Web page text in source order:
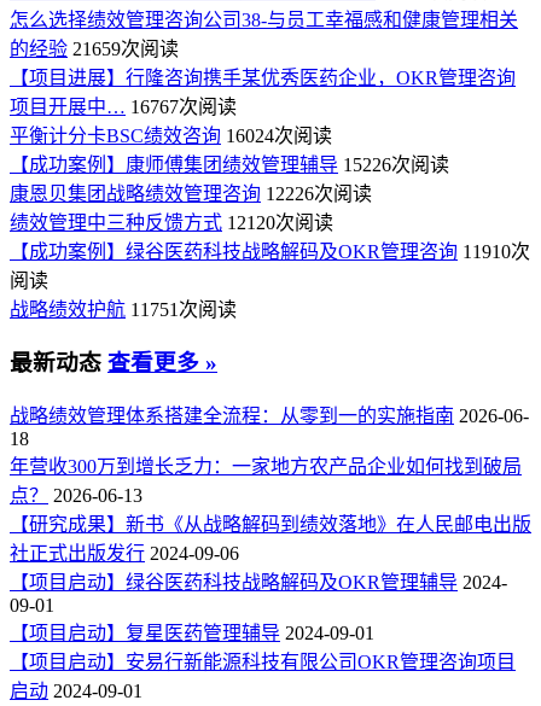
怎么选择绩效管理咨询公司38-与员工幸福感和健康管理相关
的经验 21659次阅读
【项目进展】行隆咨询携手某优秀医药企业，OKR管理咨询
项目开展中… 16767次阅读
平衡计分卡BSC绩效咨询 16024次阅读
【成功案例】康师傅集团绩效管理辅导 15226次阅读
康恩贝集团战略绩效管理咨询 12226次阅读
绩效管理中三种反馈方式 12120次阅读
【成功案例】绿谷医药科技战略解码及OKR管理咨询 11910次
阅读
战略绩效护航 11751次阅读
最新动态 查看更多 »
战略绩效管理体系搭建全流程：从零到一的实施指南 2026-06-
18
年营收300万到增长乏力：一家地方农产品企业如何找到破局
点？
2026-06-13
【研究成果】新书《从战略解码到绩效落地》在人民邮电出版
社正式出版发行 2024-09-06
【项目启动】绿谷医药科技战略解码及OKR管理辅导 2024-
09-01
【项目启动】复星医药管理辅导 2024-09-01
【项目启动】安易行新能源科技有限公司OKR管理咨询项目
启动 2024-09-01